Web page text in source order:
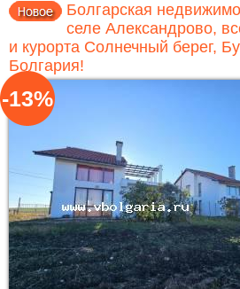
Болгарская
селе Александрово,
и курорта Солнечный берег,
Болгария!
-13%